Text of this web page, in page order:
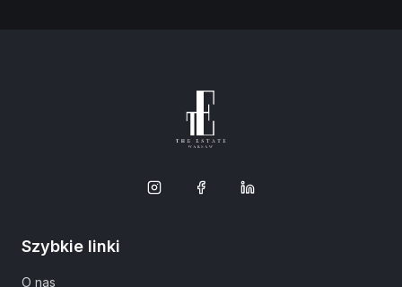
Szybkie linki
O nas